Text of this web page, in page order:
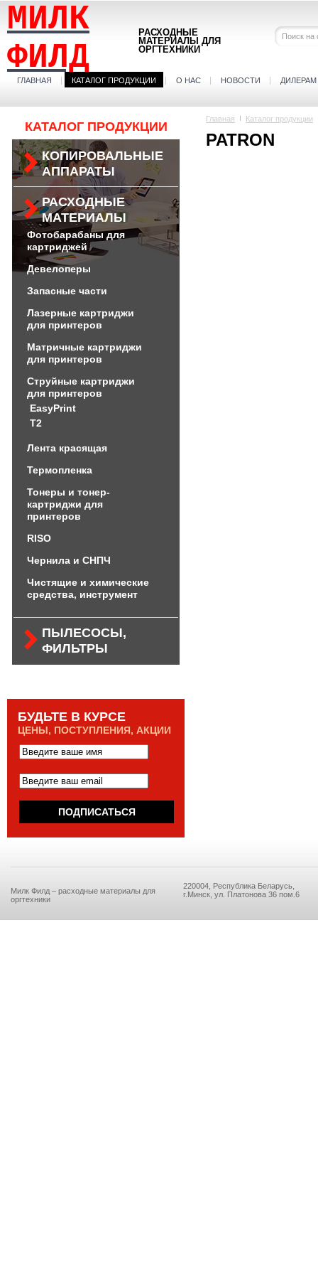
МИЛК
ФИЛД
РАСХОДНЫЕ
МАТЕРИАЛЫ ДЛЯ
ОРГТЕХНИКИ
ГЛАВНАЯ КАТАЛОГ ПРОДУКЦИИ О НАС НОВОСТИ ДИЛЕРАМ
КАТАЛОГ ПРОДУКЦИИ
КОПИРОВАЛЬНЫЕ
АППАРАТЫ
РАСХОДНЫЕ
МАТЕРИАЛЫ
Фотобарабаны для
картриджей
Девелоперы
Запасные части
Лазерные картриджи
для принтеров
Матричные картриджи
для принтеров
Струйные картриджи
для принтеров
EasyPrint
Т2
Лента красящая
Термопленка
Тонеры и тонер-
картриджи для
принтеров
RISO
Чернила и СНПЧ
Чистящие и химические
средства, инструмент
ПЫЛЕСОСЫ,
ФИЛЬТРЫ
БУДЬТЕ В КУРСЕ
ЦЕНЫ, ПОСТУПЛЕНИЯ, АКЦИИ
Главная Каталог продукции
PATRON
Милк Филд – расходные материалы для
оргтехники
220004, Республика Беларусь,
г.Минск, ул. Платонова 36 пом.6